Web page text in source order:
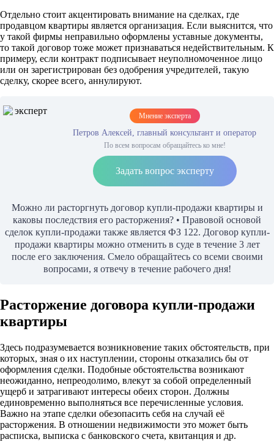
Отдельно стоит акцентировать внимание на сделках, где
продавцом квартиры является организация. Если выяснится, что
у такой фирмы неправильно оформлены уставные документы,
то такой договор тоже может признаваться недействительным. К
примеру, если контракт подписывает неуполномоченное лицо
или он зарегистрирован без одобрения учредителей, такую
сделку, скорее всего, аннулируют.
Мнение эксперта
Петров Алексей, главный консультант и оператор
По всем вопросам обращайтесь ко мне!
Задать вопрос эксперту
Можно ли расторгнуть договор купли-продажи квартиры и
каковы последствия его расторжения? • Правовой основой
сделок купли-продажи также является ФЗ 122. Договор купли-
продажи квартиры можно отменить в суде в течение 3 лет
после его заключения. Смело обращайтесь со всеми своими
вопросами, я отвечу в течение рабочего дня!
Расторжение договора купли-продажи
квартиры
Здесь подразумевается возникновение таких обстоятельств, при
которых, зная о их наступлении, стороны отказались бы от
оформления сделки. Подобные обстоятельства возникают
неожиданно, непреодолимо, влекут за собой определенный
ущерб и затрагивают интересы обеих сторон. Должны
единовременно выполняться все перечисленные условия.
Важно на этапе сделки обезопасить себя на случай её
расторжения. В отношении недвижимости это может быть
расписка, выписка с банковского счета, квитанция и др.